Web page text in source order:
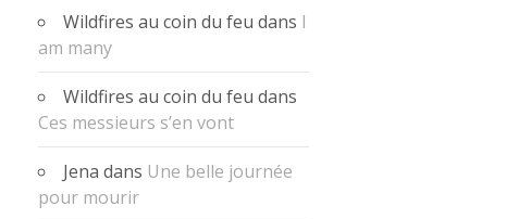
Wildfires au coin du feu dans I
am many
Wildfires au coin du feu dans
Ces messieurs s’en vont
Jena dans Une belle journée
pour mourir